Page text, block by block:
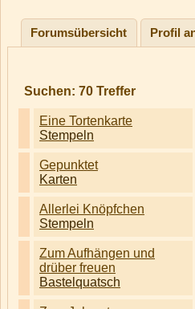
Forumsübersicht Profil
Suchen: 70 Treffer
Eine Tortenkarte
Stempeln
Gepunktet
Karten
Allerlei Knöpfchen
Stempeln
Zum Aufhängen und
drüber freuen
Bastelquatsch